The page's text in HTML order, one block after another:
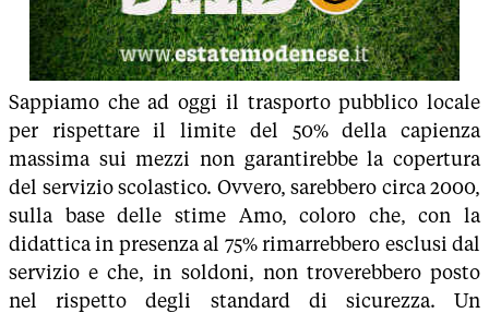
Sappiamo che ad oggi il trasporto pubblico locale
per rispettare il limite del 50% della capienza
massima sui mezzi non garantirebbe la copertura
del servizio scolastico. Ovvero, sarebbero circa 2000,
sulla base delle stime Amo, coloro che, con la
didattica in presenza al 75% rimarrebbero esclusi dal
servizio e che, in soldoni, non troverebbero posto
nel rispetto degli standard di sicurezza. Un